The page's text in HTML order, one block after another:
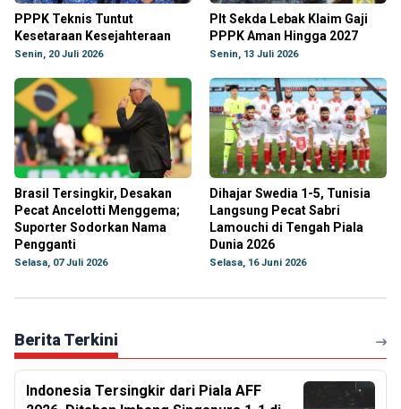
PPPK Teknis Tuntut
Kesetaraan Kesejahteraan
Senin, 20 Juli 2026
Plt Sekda Lebak Klaim Gaji
PPPK Aman Hingga 2027
Senin, 13 Juli 2026
Brasil Tersingkir, Desakan
Pecat Ancelotti Menggema;
Suporter Sodorkan Nama
Pengganti
Selasa, 07 Juli 2026
Dihajar Swedia 1-5, Tunisia
Langsung Pecat Sabri
Lamouchi di Tengah Piala
Dunia 2026
Selasa, 16 Juni 2026
Berita Terkini
Indonesia Tersingkir dari Piala AFF